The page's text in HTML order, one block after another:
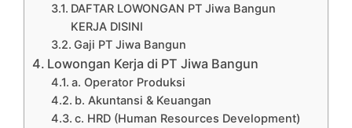
DAFTAR LOWONGAN PT Jiwa Bangun
KERJA DISINI
Gaji PT Jiwa Bangun
Lowongan Kerja di PT Jiwa Bangun
a. Operator Produksi
b. Akuntansi & Keuangan
c. HRD (Human Resources Development)